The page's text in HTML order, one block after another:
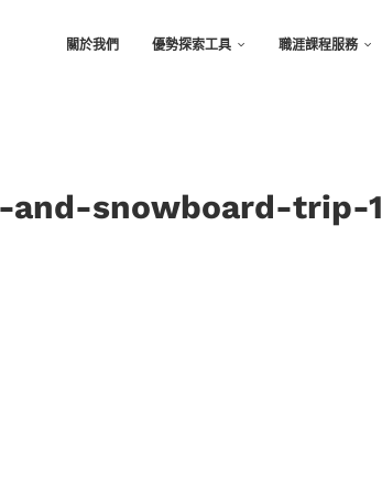
關於我們 優勢探索工具 職涯課程服務
snowboard-trip-1